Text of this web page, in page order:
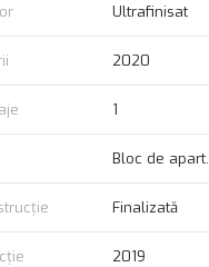
Ultrafinisat
2020
1
Bloc de apart.
Finalizată
2019